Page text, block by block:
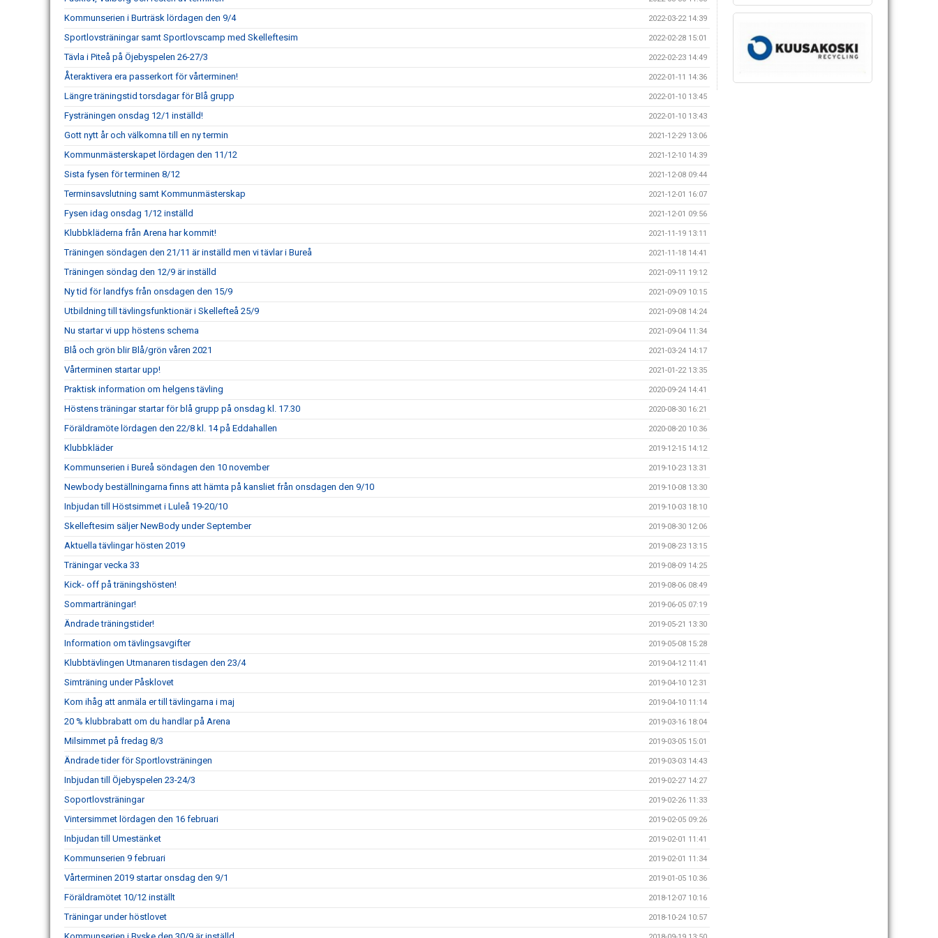
Kommunserien i Burträsk lördagen den 9/4 2022-03-22 14:39
Sportlovsträningar samt Sportlovscamp med Skelleftesim 2022-02-28 15:01
Tävla i Piteå på Öjebyspelen 26-27/3 2022-02-23 14:49
Återaktivera era passerkort för vårterminen! 2022-01-11 14:36
Längre träningstid torsdagar för Blå grupp 2022-01-10 13:45
Fysträningen onsdag 12/1 inställd! 2022-01-10 13:43
Gott nytt år och välkomna till en ny termin 2021-12-29 13:06
Kommunmästerskapet lördagen den 11/12 2021-12-10 14:39
Sista fysen för terminen 8/12 2021-12-08 09:44
Terminsavslutning samt Kommunmästerskap 2021-12-01 16:07
Fysen idag onsdag 1/12 inställd 2021-12-01 09:56
Klubbkläderna från Arena har kommit! 2021-11-19 13:11
Träningen söndagen den 21/11 är inställd men vi tävlar i Bureå 2021-11-18 14:41
Träningen söndag den 12/9 är inställd 2021-09-11 19:12
Ny tid för landfys från onsdagen den 15/9 2021-09-09 10:15
Utbildning till tävlingsfunktionär i Skellefteå 25/9 2021-09-08 14:24
Nu startar vi upp höstens schema 2021-09-04 11:34
Blå och grön blir Blå/grön våren 2021 2021-03-24 14:17
Vårterminen startar upp! 2021-01-22 13:35
Praktisk information om helgens tävling 2020-09-24 14:41
Höstens träningar startar för blå grupp på onsdag kl. 17.30 2020-08-30 16:21
Föräldramöte lördagen den 22/8 kl. 14 på Eddahallen 2020-08-20 10:36
Klubbkläder 2019-12-15 14:12
Kommunserien i Bureå söndagen den 10 november 2019-10-23 13:31
Newbody beställningarna finns att hämta på kansliet från onsdagen den 9/10 2019-10-08 13:30
Inbjudan till Höstsimmet i Luleå 19-20/10 2019-10-03 18:10
Skelleftesim säljer NewBody under September 2019-08-30 12:06
Aktuella tävlingar hösten 2019 2019-08-23 13:15
Träningar vecka 33 2019-08-09 14:25
Kick- off på träningshösten! 2019-08-06 08:49
Sommarträningar! 2019-06-05 07:19
Ändrade träningstider! 2019-05-21 13:30
Information om tävlingsavgifter 2019-05-08 15:28
Klubbtävlingen Utmanaren tisdagen den 23/4 2019-04-12 11:41
Simträning under Påsklovet 2019-04-10 12:31
Kom ihåg att anmäla er till tävlingarna i maj 2019-04-10 11:14
20 % klubbrabatt om du handlar på Arena 2019-03-16 18:04
Milsimmet på fredag 8/3 2019-03-05 15:01
Ändrade tider för Sportlovsträningen 2019-03-03 14:43
Inbjudan till Öjebyspelen 23-24/3 2019-02-27 14:27
Soportlovsträningar 2019-02-26 11:33
Vintersimmet lördagen den 16 februari 2019-02-05 09:26
Inbjudan till Umestänket 2019-02-01 11:41
Kommunserien 9 februari 2019-02-01 11:34
Vårterminen 2019 startar onsdag den 9/1 2019-01-05 10:36
Föräldramötet 10/12 inställt 2018-12-07 10:16
Träningar under höstlovet 2018-10-24 10:57